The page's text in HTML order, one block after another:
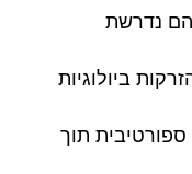
נדרשת
ביולוגיות
תוך